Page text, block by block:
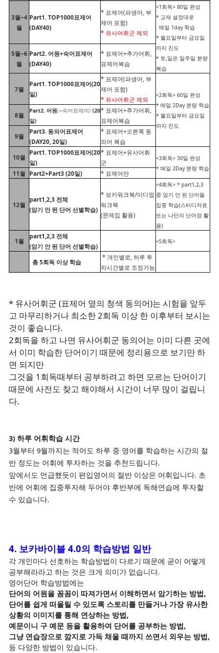
3월~4
월
Part1. TOP1000표제어
(DAY40)
* 표제어(파생어, 부
제어 포함)
* 유사어휘군 제외
<1회독> 80일 완성
* 교재 설정대로
매일 1day 학습
* 월요일부터 금요일
까지 진도
* 토,일은 일주일 분량
복습
5월~6
월
Part2. 어원+숙어표제어
(DAY40)
* 표제어+추가어휘,
표제어복습
7월
Part1. TOP1000표제어(20
일)
* 표제어(파생어, 부
제어 포함)
* 유사어휘군 제외
<2회독> 60일 완성
* 매일 2Day 분량 학습
* 월요일부터 금요일
까지 진도
8월
Part2. 어원(+숙어표제어) (20
일)
* 표제어+추가어휘,
표제어복습
9월
Part3. 동의어표제어
(DAY20, 20일)
* 표제어+오른쪽 동
의어 복습
10월
Part1. TOP1000표제어(20
일)
* 표제어+유사어휘
군
<3회독> 30일 완성
* 매일 2Day 분량 학습
11월 Part2+Part3 (20일) * 표제어만
12월
part1,2,3 전체
(암기 안 된 단어 선별학습)
* 보카워크북/이디엄
워크북
(문제집 활용)
<4회독> * part1,2,3
중 암기 안 된 단어들
집중 학습(스터디자료
또는 나만의 단어장 활
용)
1월
part1,2,3 전체
(암기 안 된 단어 선별학습)
<5회독>
총 5회독 이상 학습
* 개인별로, 하루 투
자시간별로 조정가능
* 유사어휘군 (표제어 옆의 청색 동의어)는 시험을 앞두
고 마무리하거나 최소한 2회독 이상 한 이후부터 보시는
것이 좋습니다.
2회독을 하고 나면 유사어휘군 동의어는 이미 다른 곳에
서 이미 학습한 단어이기 때문에 정리용으로 보기만 하
면 되지만
그것을 1회독때부터 공부하려고 하면 모르는 단어이기
때문에 사전도 찾고 해야해서 시간이 너무 많이 걸립니
다.
3) 하루 어휘학습 시간
3월부터 9월까지는 적어도 하루 중 영어를 학습하는 시간의 절
반 정도는 어휘에 투자하는 것을 추천드립니다.
앞에서도 언급했듯이 편입영어의 절반 이상은 어휘입니다. 초
반에 어휘에 집중투자해 두어야 후반부에 독해연습에 투자할
수 있습니다.
4. 보카바이블 4.0의 학습방법 일반
각 개인마다 선호하는 학습방법이 다르기 때문에 굳이 어떻게
공부해라라고 하는 것은 크게 의미가 없습니다.
영어단어 학습방법에는
단어의 어원을 꼼꼼이 따져가면서 이해하면서 암기하는 방법,
단어를 쉽게 떠올릴 수 있도록 스토리를 만들거나 가장 유사한
상황의 이미지를 통해 연상하는 방법,
예문이니 구 예문 등을 활용하여 단어를 공부하는 방법,
그냥 연습장으로 깜지로 가득 채울 때까지 쓰면서 외우는 방법,
등 다양한 방법이 있습니다.